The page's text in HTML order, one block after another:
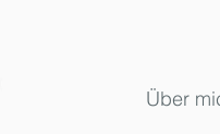
Über